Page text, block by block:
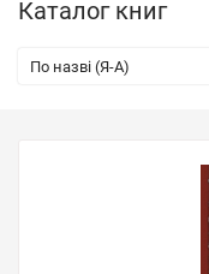
Каталог книг
По назві (Я-А)